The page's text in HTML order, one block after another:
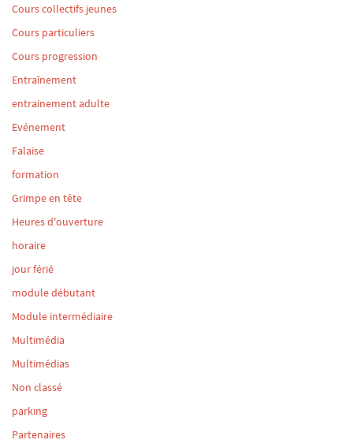
Cours collectifs jeunes
Cours particuliers
Cours progression
Entraînement
entrainement adulte
Evénement
Falaise
formation
Grimpe en tête
Heures d'ouverture
horaire
jour férié
module débutant
Module intermédiaire
Multimédia
Multimédias
Non classé
parking
Partenaires